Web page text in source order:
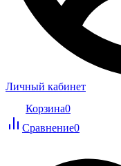
Личный кабинет
Корзина0
Сравнение0